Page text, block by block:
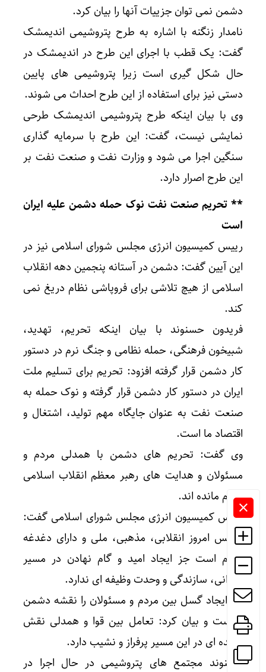
دشمن نمی توان جزییات آنها را بیان کرد.
نامدار زنگنه با اشاره به طرح پتروشیمی اندیمشک
گفت: یک قطب با اجرای این طرح در اندیمشک در
حال شکل گیری است زیرا پتروشیمی های پایین
دستی نیز برای استفاده از این طرح احداث می شوند.
وی با بیان اینکه طرح پتروشیمی اندیمشک طرحی
نمایشی نیست، گفت: این طرح با سرمایه گذاری
سنگین اجرا می شود و وزارت نفت و صنعت نفت بر
این طرح اصرار دارد.
** تحریم صنعت نفت نوک حمله دشمن علیه ایران
است
رییس کمیسیون انرژی مجلس شورای اسلامی نیز در
این آیین گفت: دشمن در آستانه پنجمین دهه انقلاب
اسلامی از هیچ تلاشی برای فروپاشی نظام دریغ نمی
کند.
فریدون حسنوند با بیان اینکه تحریم، تهدید،
شبیخون فرهنگی، حمله نظامی و جنگ نرم در دستور
کار دشمن قرار گرفته افزود: تحریم برای تسلیم ملت
ایران در دستور کار دشمن قرار گرفته و نوک حمله به
صنعت نفت به عنوان جایگاه مهم تولید، اشتغال و
اقتصاد ما است.
وی گفت: تحریم های دشمن با همدلی مردم و
مسئولان و هدایت های رهبر معظم انقلاب اسلامی
ناکام مانده اند.
رییس کمیسیون انرژی مجلس شورای اسلامی گفت:
هرکس امروز انقلابی، مذهبی، ملی و دارای دغدغه
مردم است جز ایجاد امید و گام نهادن در مسیر
آبادانی، سازندگی و وحدت وظیفه ای ندارد.
وی ایجاد گسل بین مردم و مسئولان را نقشه دشمن
دانست و بیان کرد: تعامل بین قوا و همدلی نقش
ارزنده ای در این مسیر پرفراز و نشیب دارد.
حسنوند مجتمع های پتروشیمی در حال اجرا در